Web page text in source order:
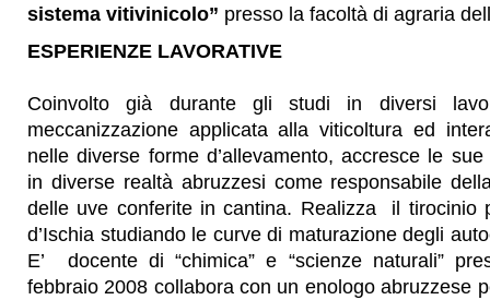
sistema vitivinicolo” presso la facoltà di agraria
ESPERIENZE LAVORATIVE
Coinvolto già durante gli studi in diversi
meccanizzazione applicata alla viticoltura ed
nelle diverse forme d’allevamento, accresce le
in diverse realtà abruzzesi come responsabile
delle uve conferite in cantina. Realizza il tirocinio
d’Ischia studiando le curve di maturazione degli
E’ docente di “chimica” e “scienze naturali”
febbraio 2008 collabora con un enologo abruzzese